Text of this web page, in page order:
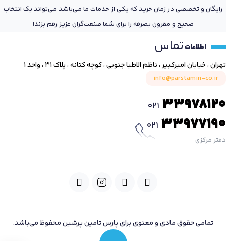
رایگان و تخصصی در زمان خرید که یکی از خدمات ما می‌باشد می‌تواند یک انتخاب
صحیح و مقرون بصرفه را برای شما صنعت‌گران عزیز رقم بزند!
اطلاعاتتماس
تهران ، خیابان امیرکبیر ، ناظم الاطبا جنوبی ، کوچه کتانه ، پلاک ۳۱ ، واحد ۱
info@parstamin-co.ir
021 33978120
021 33977190
دفتر مرکزی
تمامی حقوق مادی و معنوی برای پارس تامین پرشین محفوظ می‌باشد.